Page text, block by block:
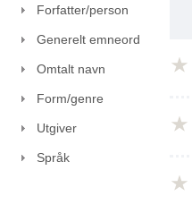
Forfatter/person
Generelt emneord
Omtalt navn
Form/genre
Utgiver
Språk